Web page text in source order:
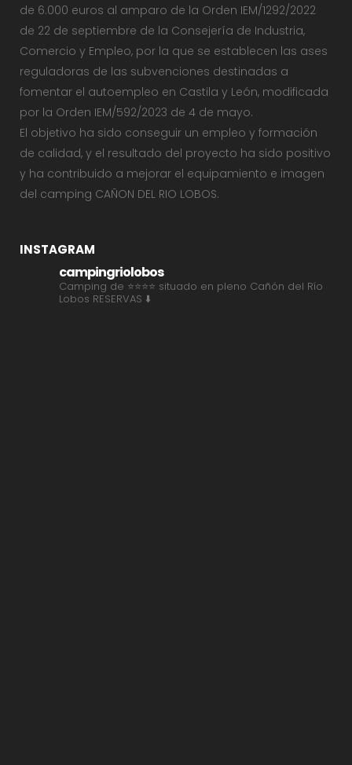
de 6.000 euros al amparo de la Orden IEM/1292/2022
de 22 de septiembre de la Consejería de Industria,
Comercio y Empleo, por la que se establecen las ases
reguladoras de las subvenciones destinadas a
fomentar el autoempleo en Castila y León, modificada
por la Orden IEM/592/2023 de 4 de mayo.
El objetivo ha sido conseguir un empleo y formación
de calidad, y el resultado del proyecto ha sido positivo
y ha contribuido a mejorar el equipamiento e imagen
del camping CAÑON DEL RIO LOBOS.
INSTAGRAM
campingriolobos
Camping de ⭐⭐⭐⭐ situado en pleno Cañón del Río
Lobos RESERVAS ⬇️